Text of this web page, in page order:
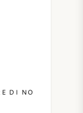
DI NO